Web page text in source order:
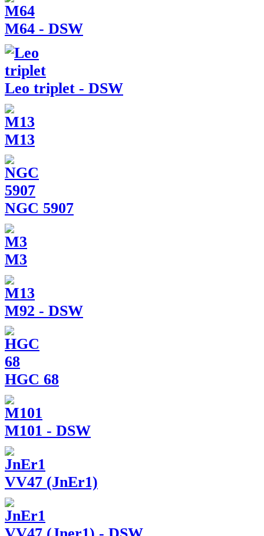
M64 - DSW
Leo triplet - DSW
M13
NGC 5907
M3
M92 - DSW
HGC 68
M101 - DSW
VV47 (JnEr1)